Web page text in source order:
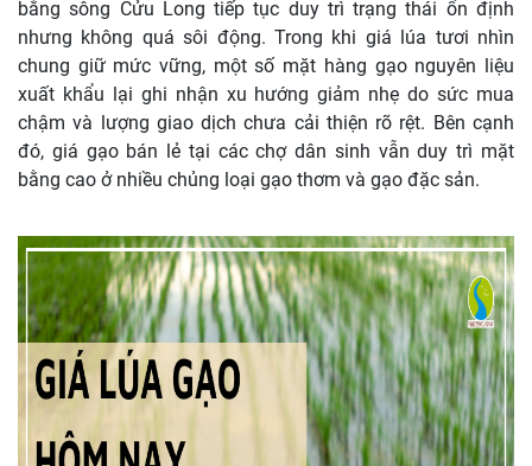
bằng sông Cửu Long tiếp tục duy trì trạng thái ổn định
nhưng không quá sôi động. Trong khi giá lúa tươi nhìn
chung giữ mức vững, một số mặt hàng gạo nguyên liệu
xuất khẩu lại ghi nhận xu hướng giảm nhẹ do sức mua
chậm và lượng giao dịch chưa cải thiện rõ rệt. Bên cạnh
đó, giá gạo bán lẻ tại các chợ dân sinh vẫn duy trì mặt
bằng cao ở nhiều chủng loại gạo thơm và gạo đặc sản.